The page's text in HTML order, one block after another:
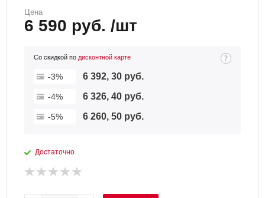
Цена
6 590 руб. /шт
Со скидкой по дисконтной карте
-3% 6 392, 30 руб.
-4% 6 326, 40 руб.
-5% 6 260, 50 руб.
Достаточно